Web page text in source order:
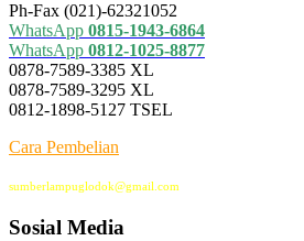
Ph-Fax (021)-62321052
WhatsApp 0815-1943-6864
WhatsApp 0812-1025-8877
0878-7589-3385 XL
0878-7589-3295 XL
0812-1898-5127 TSEL
Cara Pembelian
sumberlampuglodok@gmail.com
Sosial Media